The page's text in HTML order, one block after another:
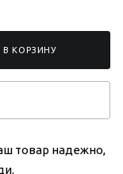
В КОРЗИНУ
товар надежно,